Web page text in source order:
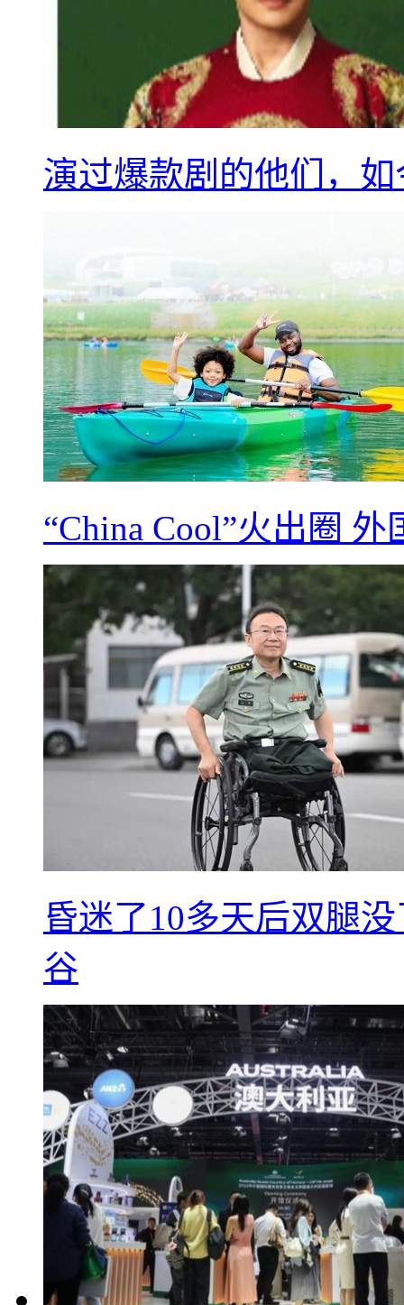
演过爆款剧的他们，
“China Cool”火出圈
昏迷了10多天后双腿
谷